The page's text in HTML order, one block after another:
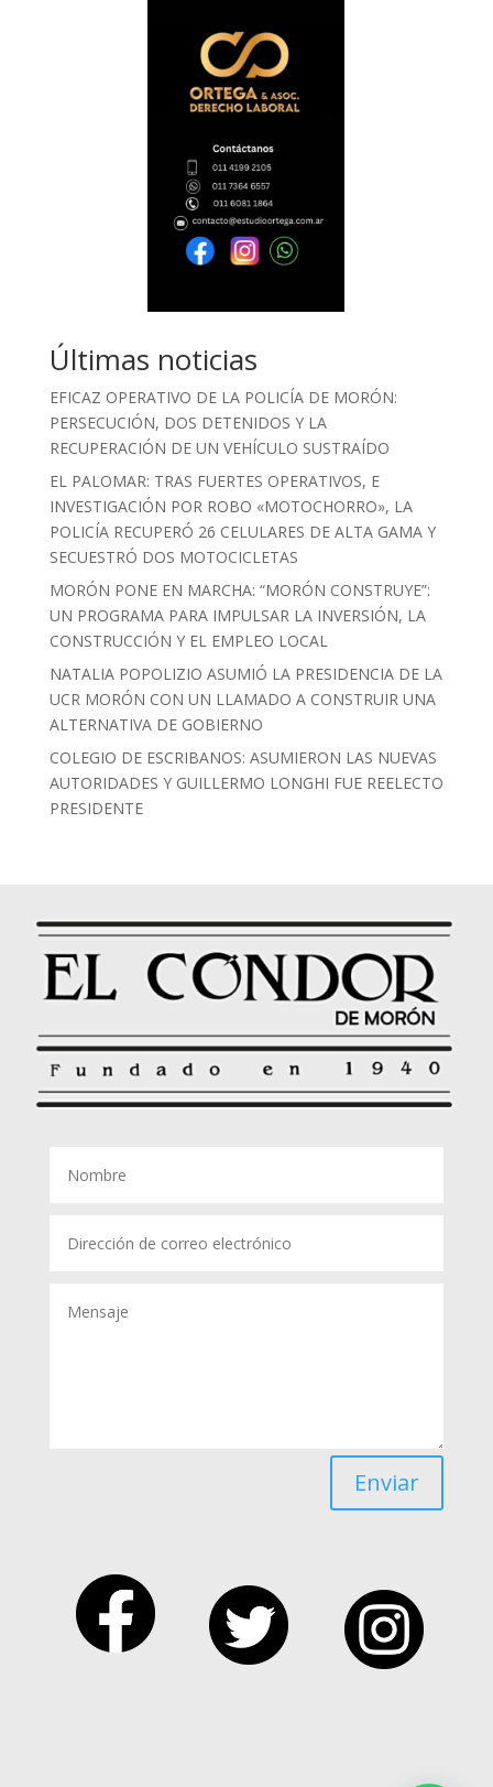
Últimas noticias
EFICAZ OPERATIVO DE LA POLICÍA DE MORÓN:
PERSECUCIÓN, DOS DETENIDOS Y LA
RECUPERACIÓN DE UN VEHÍCULO SUSTRAÍDO
EL PALOMAR: TRAS FUERTES OPERATIVOS, E
INVESTIGACIÓN POR ROBO «MOTOCHORRO», LA
POLICÍA RECUPERÓ 26 CELULARES DE ALTA GAMA Y
SECUESTRÓ DOS MOTOCICLETAS
MORÓN PONE EN MARCHA: “MORÓN CONSTRUYE”:
UN PROGRAMA PARA IMPULSAR LA INVERSIÓN, LA
CONSTRUCCIÓN Y EL EMPLEO LOCAL
NATALIA POPOLIZIO ASUMIÓ LA PRESIDENCIA DE LA
UCR MORÓN CON UN LLAMADO A CONSTRUIR UNA
ALTERNATIVA DE GOBIERNO
COLEGIO DE ESCRIBANOS: ASUMIERON LAS NUEVAS
AUTORIDADES Y GUILLERMO LONGHI FUE REELECTO
PRESIDENTE
Enviar